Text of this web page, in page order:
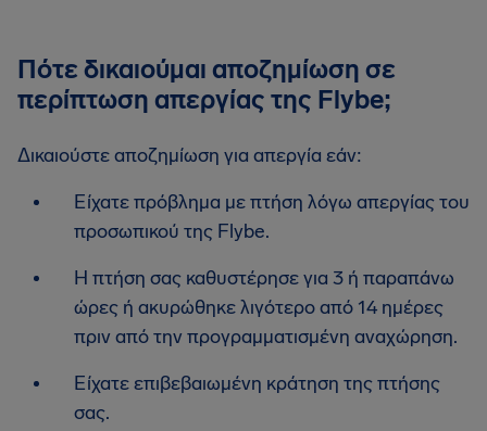
Πότε δικαιούμαι αποζημίωση σε
περίπτωση απεργίας της Flybe;
Δικαιούστε αποζημίωση για απεργία εάν:
Είχατε πρόβλημα με πτήση λόγω απεργίας του
προσωπικού της Flybe.
Η πτήση σας καθυστέρησε για 3 ή παραπάνω
ώρες ή ακυρώθηκε λιγότερο από 14 ημέρες
πριν από την προγραμματισμένη αναχώρηση.
Είχατε επιβεβαιωμένη κράτηση της πτήσης
σας.